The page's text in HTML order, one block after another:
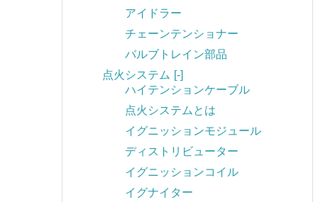
アイドラー
チェーンテンショナー
バルブトレイン部品
点火システム [-]
ハイテンションケーブル
点火システムとは
イグニッションモジュール
ディストリビューター
イグニッションコイル
イグナイター